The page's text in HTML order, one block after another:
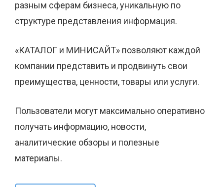
разным сферам бизнеса, уникальную по
структуре представления информация.
«КАТАЛОГ и МИНИСАЙТ» позволяют каждой
компании представить и продвинуть свои
преимущества, ценности, товары или услуги.
Пользователи могут максимально оперативно
получать информацию, новости,
аналитические обзоры и полезные
материалы.